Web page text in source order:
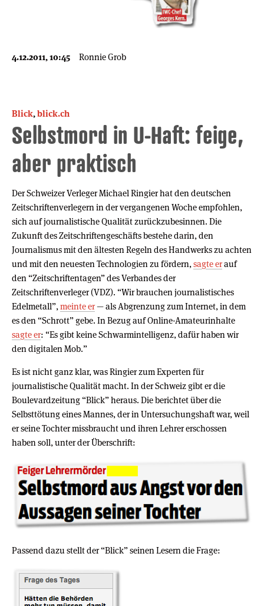
4.12.2011, 10:45 Ronnie Grob
Blick,blick.ch
Selbstmord in U-Haft: feige,
aber praktisch
Der Schweizer Verleger Michael Ringier hat den deutschen
Zeitschriftenverlegern in der vergangenen Woche empfohlen,
sich auf journalistische Qualität zurückzubesinnen. Die
Zukunft des Zeitschriftengeschäfts bestehe darin, den
Journalismus mit den ältesten Regeln des Handwerks zu achten
und mit den neuesten Technologien zu fördern,sagte erauf
den “Zeitschriftentagen” des Verbandes der
Zeitschriftenverleger (VDZ). “Wir brauchen journalistisches
Edelmetall”,meinte er— als Abgrenzung zum Internet, in dem
es den “Schrott” gebe. In Bezug auf Online-Amateurinhalte
sagte er: “Es gibt keine Schwarmintelligenz, dafür haben wir
den digitalen Mob.”
Es ist nicht ganz klar, was Ringier zum Experten für
journalistische Qualität macht. In der Schweiz gibt er die
Boulevardzeitung “Blick” heraus. Die berichtet über die
Selbsttötung eines Mannes, der in Untersuchungshaft war, weil
er seine Tochter missbraucht und ihren Lehrer erschossen
haben soll, unter der Überschrift:
Passend dazu stellt der “Blick” seinen Lesern die Frage: